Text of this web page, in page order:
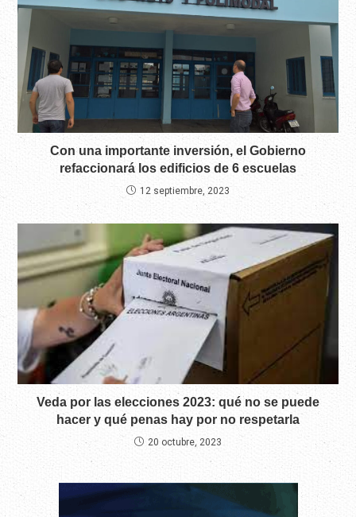
Con una importante inversión, el Gobierno
refaccionará los edificios de 6 escuelas
12 septiembre, 2023
Veda por las elecciones 2023: qué no se puede
hacer y qué penas hay por no respetarla
20 octubre, 2023